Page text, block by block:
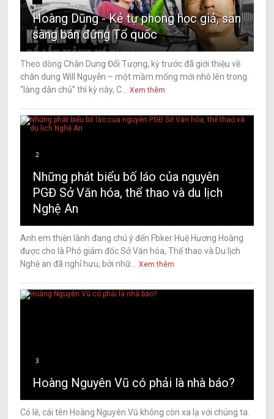
Hoàng Dũng - Kẻ tự phong học giả, sẵn
sàng bán đứng Tổ quốc
Theo dòng Chân Dung Đối Tượng, kỳ trước đã giới thiệu về
chân dung Will Nguyễn – một mầm mống mới nhô lên trong
“làng dân chủ” thì kỳ này, C...
Xem thêm
2
Những phát biểu bố láo của nguyên
PGĐ Sở Văn hóa, thể thao và du lịch
Nghệ An
Anh em thiện lành đang chú ý đến Fbker Huệ Hương Hoàng
được cho là Phó giám đốc Sở Văn hóa, Thể thao và Du lịch
Nghệ an đã nghỉ hưu, bởi nhữ...
Xem thêm
3
Hoàng Nguyên Vũ có phải là nhà báo?
Có lẽ, cái tên Hoàng Nguyên Vũ không còn xa lạ với chúng ta.